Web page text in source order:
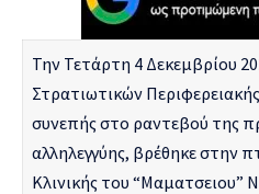
Την Τετάρτη 4 Δεκεμβρίου
Στρατιωτικών
συνεπής στο ραντεβού της
αλληλεγγύης, βρέθηκε στην
Κλινικής του “Μαματσειου”